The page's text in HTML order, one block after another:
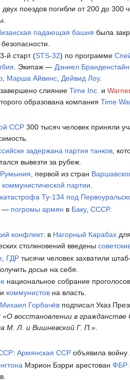
двух поездов погибли от 200 до 300
падающая башня была
й старт (STS-32) по программе
. Экипаж —Дэниел Бранденстайн
, Марша Айвинс,Дейвид Лоу.
слияниеTime Inc. и
образована компанияTime
ССР300 тысяч человек приняли
задержана партия танков,
вывезти за рубеж.
Румыния , первой из стран
коммунистической партии
катастрофа Ту-134 под
— погромы армян в Баку,СССР.
конфликт: в Нагорный Карабах
столкновений введены
, ГДРтысячи человек захватили
досье на себя.
национальное собрание
коммунистовна власть.
Михаил Горбачёв подписал Указ
«О восстановлении в
М. Л. и Вишневской Г. П.»
: Армянская ССРобъявила войну
Мэрион Бэрри арестован ФБР